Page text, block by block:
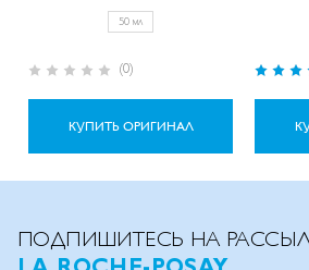
50 мл
Рейтинг:
(0)
КУПИТЬ ОРИГИНАЛ
Рейтинг:
ПОДПИШИТЕСЬ НА